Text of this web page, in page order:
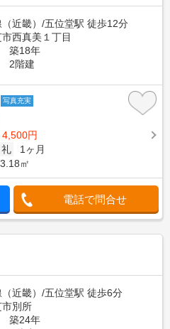
近畿）/五位堂駅 徒歩12分
西真美１丁目
築18年
2階建
写真充実
円
礼
1ヶ月
㎡
電話で問合せ
近畿）/五位堂駅 徒歩6分
別所
築24年